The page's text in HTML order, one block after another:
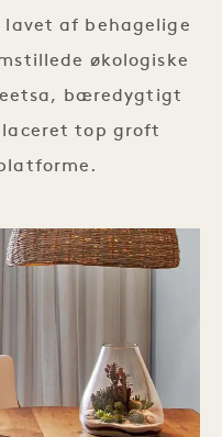
lavet af behagelige
økologiske
bæredygtigt
top groft